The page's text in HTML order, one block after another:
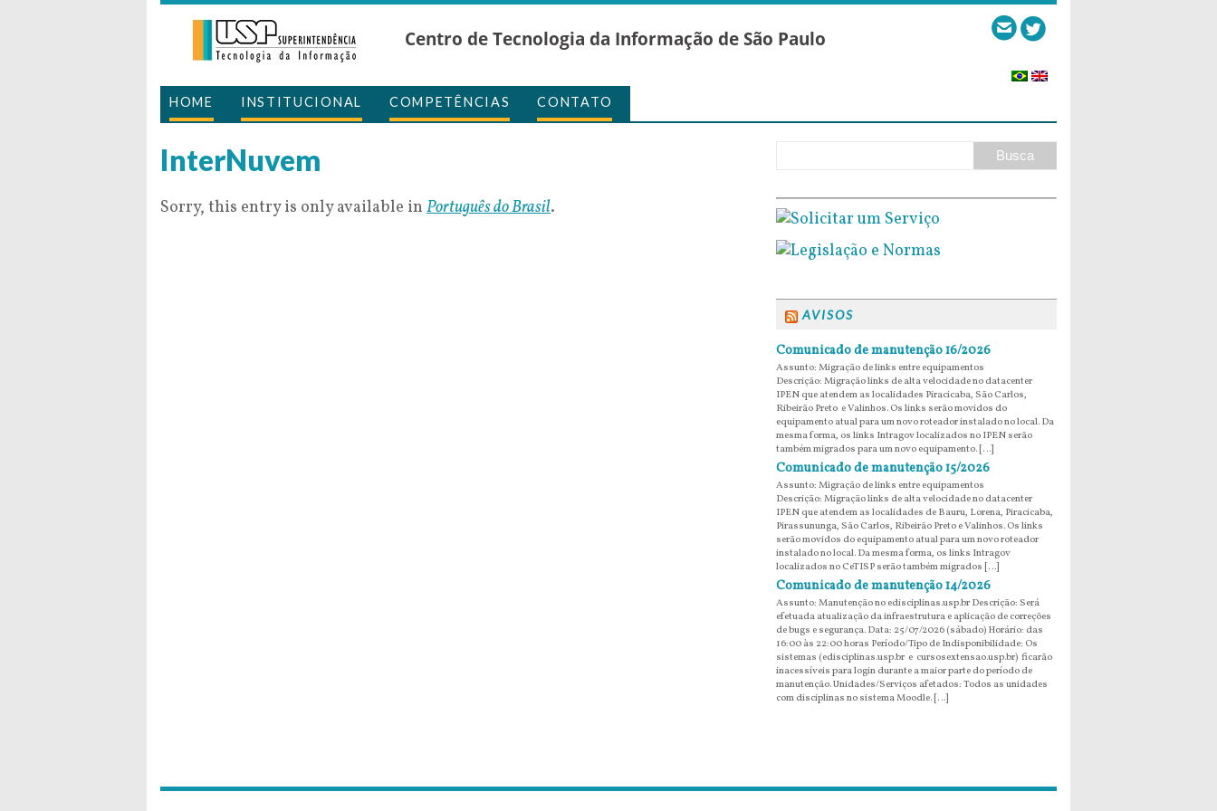
Centro de Tecnologia da Informação de São Paulo
HOME INSTITUCIONAL COMPETÊNCIAS CONTATO
InterNuvem
Sorry, this entry is only available in Português do Brasil.
AVISOS
Comunicado de manutenção 16/2026
Assunto: Migração de links entre equipamentos
Descrição: Migração links de alta velocidade no datacenter
IPEN que atendem as localidades Piracicaba, São Carlos,
Ribeirão Preto e Valinhos. Os links serão movidos do
equipamento atual para um novo roteador instalado no local. Da
mesma forma, os links Intragov localizados no IPEN serão
também migrados para um novo equipamento. […]
Comunicado de manutenção 15/2026
Assunto: Migração de links entre equipamentos
Descrição: Migração links de alta velocidade no datacenter
IPEN que atendem as localidades de Bauru, Lorena, Piracicaba,
Pirassununga, São Carlos, Ribeirão Preto e Valinhos. Os links
serão movidos do equipamento atual para um novo roteador
instalado no local. Da mesma forma, os links Intragov
localizados no CeTISP serão também migrados […]
Comunicado de manutenção 14/2026
Assunto: Manutenção no edisciplinas.usp.br Descrição: Será
efetuada atualização da infraestrutura e aplicação de correções
de bugs e segurança. Data: 25/07/2026 (sábado) Horário: das
16:00 às 22:00 horas Período/Tipo de Indisponibilidade: Os
sistemas (edisciplinas.usp.br e cursosextensao.usp.br) ficarão
inacessíveis para login durante a maior parte do período de
manutenção. Unidades/Serviços afetados: Todos as unidades
com disciplinas no sistema Moodle. […]